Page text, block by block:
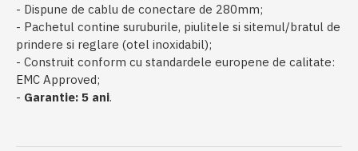
- Dispune de cablu de conectare de 280mm;
- Pachetul contine suruburile, piulitele si sitemul/bratul de
prindere si reglare (otel inoxidabil);
- Construit conform cu standardele europene de calitate:
EMC Approved;
- Garantie: 5 ani.